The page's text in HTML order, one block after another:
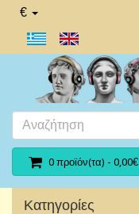
€
0 προϊόν(τα) - 0,00€
Κατηγορίες